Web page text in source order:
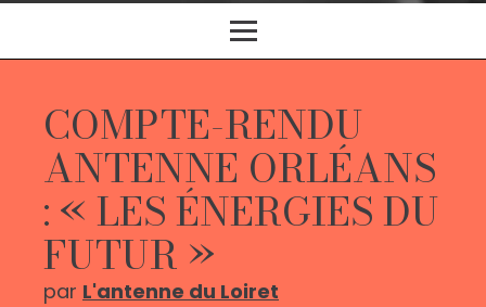
COMPTE-RENDU
ANTENNE ORLÉANS
: « LES ÉNERGIES DU
FUTUR »
par L'antenne du Loiret